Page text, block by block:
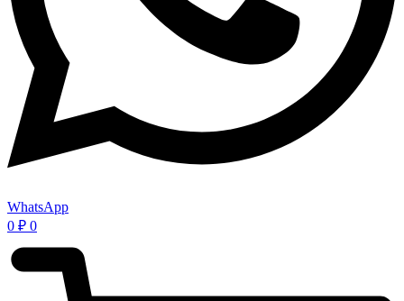
WhatsApp
0 ₽ 0